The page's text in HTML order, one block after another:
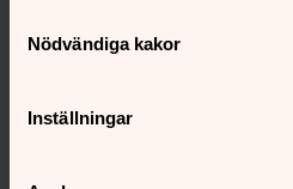
Nödvändiga kakor
Inställningar
IT-ansvarig, Administration,
E-post: